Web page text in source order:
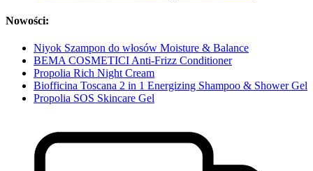
Nowości:
Niyok Szampon do włosów Moisture & Balance
BEMA COSMETICI Anti-Frizz Conditioner
Propolia Rich Night Cream
Biofficina Toscana 2 in 1 Energizing Shampoo & Shower Gel
Propolia SOS Skincare Gel